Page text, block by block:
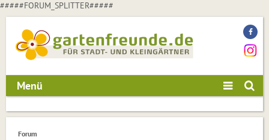
#####FORUM_SPLITTER#####
Menü
Forum